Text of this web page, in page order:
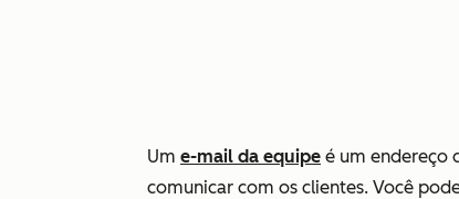
Um e-mail da equipe é um endereço
comunicar com os clientes. Você